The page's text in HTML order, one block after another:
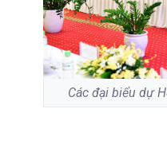
Các đại biểu dự